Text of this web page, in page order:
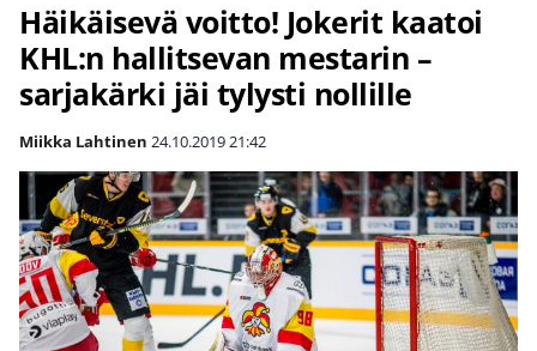
Häikäisevä voitto! Jokerit kaatoi
KHL:n hallitsevan mestarin –
sarjakärki jäi tylysti nollille
Miikka Lahtinen 24.10.201921:42